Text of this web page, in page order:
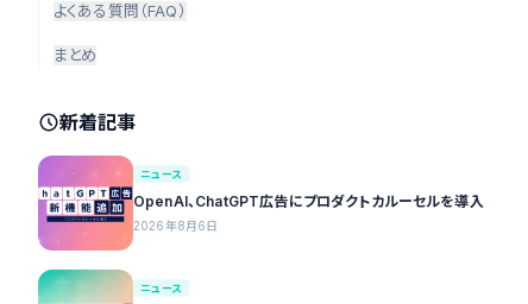
よくある質問（FAQ）
まとめ
新着記事
ニュース
OpenAI、ChatGPT広告にプロダクトカルーセルを導入
2026年8月6日
ニュース